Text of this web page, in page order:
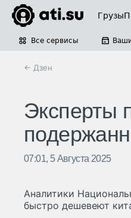
Грузы
Все сервисы
← Дзен
Эксперты
07:01, 5 Августа 2025
Аналитики
быстро дешевеют